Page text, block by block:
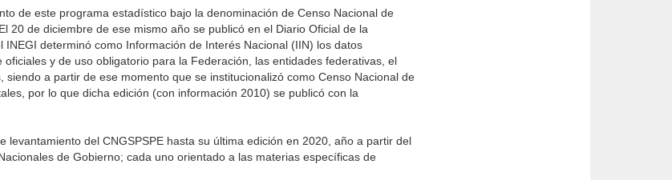
de este programa estadístico bajo la denominación de Censo Nacional de
20 de diciembre de ese mismo año se publicó en el Diario Oficial de la
determinó como Información de Interés Nacional (IIN) los datos
y de uso obligatorio para la Federación, las entidades federativas, el
a partir de ese momento que se institucionalizó como Censo Nacional de
por lo que dicha edición (con información 2010) se publicó con la
del CNGSPSPE hasta su última edición en 2020, año a partir del
de Gobierno; cada uno orientado a las materias específicas de